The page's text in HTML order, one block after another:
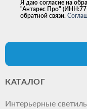
Я даю согласие на
"Антарес Про"
обратной связи.
КАТАЛОГ
Интерьерные